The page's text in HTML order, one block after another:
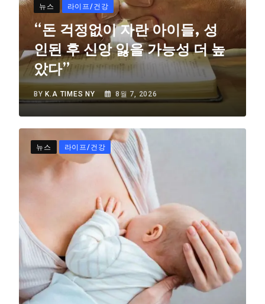
뉴스 라이프/건강
“돈 걱정없이 자란 아이들, 성
인된 후 신앙 잃을 가능성 더 높
았다”
BY K.A TIMES NY 8월 7, 2026
뉴스 라이프/건강